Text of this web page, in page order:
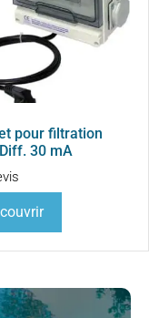
pour filtration
30 mA